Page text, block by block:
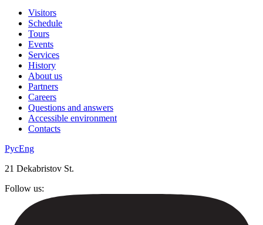
Visitors
Schedule
Tours
Events
Services
History
About us
Partners
Careers
Questions and answers
Accessible environment
Contacts
РусEng
21 Dekabristov St.
Follow us: